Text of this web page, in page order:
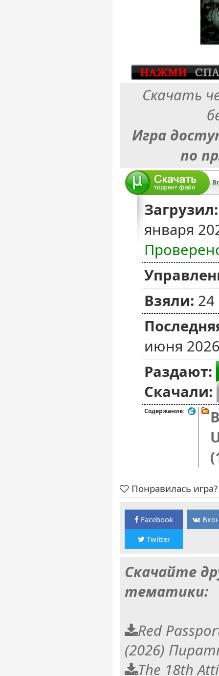
Скачать
Игра
по
Загрузил:
января
Взяли:
июня
Раздают:
Скачали:
Содержание:
Понравилась
Facebook
Twitter
Скачайте
тематики:
Red
(2026)
The 18th